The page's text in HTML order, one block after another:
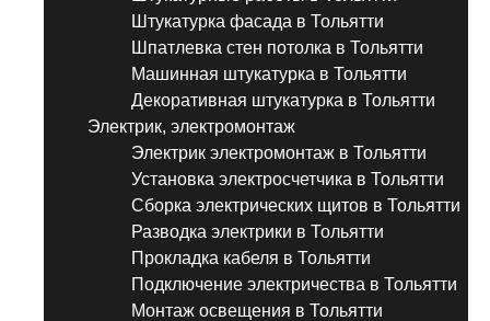
Штукатурка фасада в Тольятти
Шпатлевка стен потолка в Тольятти
Машинная штукатурка в Тольятти
Декоративная штукатурка в Тольятти
Электрик, электромонтаж
Электрик электромонтаж в Тольятти
Установка электросчетчика в Тольятти
Сборка электрических щитов в Тольятти
Разводка электрики в Тольятти
Прокладка кабеля в Тольятти
Подключение электричества в Тольятти
Монтаж освещения в Тольятти